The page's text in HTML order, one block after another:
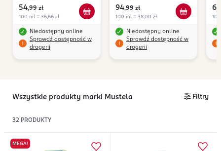
54,99 zł
100 ml = 36,66 zł
Niedostępny online
Sprawdź dostępność w
drogerii
94,99 zł
100 ml = 38,00 zł
Niedostępny online
Sprawdź dostępność w
drogerii
69
Wszystkie produkty marki Mustela Filtry
32 PRODUKTY
MEGA!